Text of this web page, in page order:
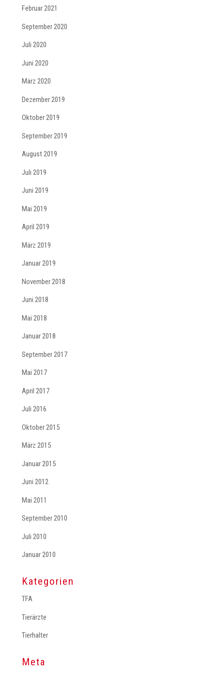
Februar 2021
September 2020
Juli 2020
Juni 2020
März 2020
Dezember 2019
Oktober 2019
September 2019
August 2019
Juli 2019
Juni 2019
Mai 2019
April 2019
März 2019
Januar 2019
November 2018
Juni 2018
Mai 2018
Januar 2018
September 2017
Mai 2017
April 2017
Juli 2016
Oktober 2015
März 2015
Januar 2015
Juni 2012
Mai 2011
September 2010
Juli 2010
Januar 2010
Kategorien
TFA
Tierärzte
Tierhalter
Meta